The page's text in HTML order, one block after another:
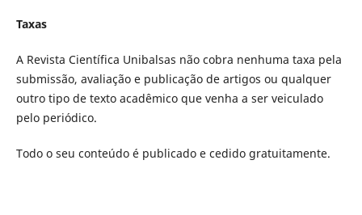
Taxas
A Revista Científica Unibalsas não cobra nenhuma taxa pela
submissão, avaliação e publicação de artigos ou qualquer
outro tipo de texto acadêmico que venha a ser veiculado
pelo periódico.
Todo o seu conteúdo é publicado e cedido gratuitamente.